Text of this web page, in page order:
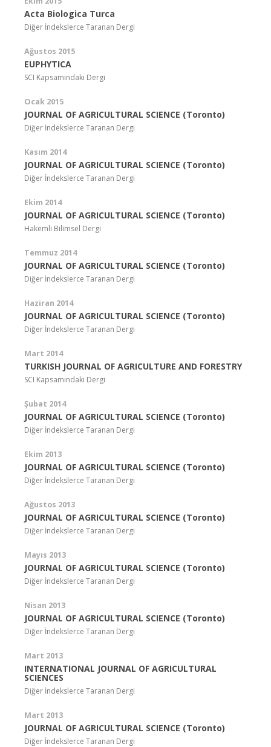
Acta Biologica Turca
Diğer İndekslerce Taranan Dergi
Ağustos 2015
EUPHYTICA
SCI Kapsamındaki Dergi
Ocak 2015
JOURNAL OF AGRICULTURAL SCIENCE (Toronto)
Diğer İndekslerce Taranan Dergi
Kasım 2014
JOURNAL OF AGRICULTURAL SCIENCE (Toronto)
Diğer İndekslerce Taranan Dergi
Ekim 2014
JOURNAL OF AGRICULTURAL SCIENCE (Toronto)
Hakemli Bilimsel Dergi
Temmuz 2014
JOURNAL OF AGRICULTURAL SCIENCE (Toronto)
Diğer İndekslerce Taranan Dergi
Haziran 2014
JOURNAL OF AGRICULTURAL SCIENCE (Toronto)
Diğer İndekslerce Taranan Dergi
Mart 2014
TURKISH JOURNAL OF AGRICULTURE AND FORESTRY
SCI Kapsamındaki Dergi
Şubat 2014
JOURNAL OF AGRICULTURAL SCIENCE (Toronto)
Diğer İndekslerce Taranan Dergi
Ekim 2013
JOURNAL OF AGRICULTURAL SCIENCE (Toronto)
Diğer İndekslerce Taranan Dergi
Ağustos 2013
JOURNAL OF AGRICULTURAL SCIENCE (Toronto)
Diğer İndekslerce Taranan Dergi
Mayıs 2013
JOURNAL OF AGRICULTURAL SCIENCE (Toronto)
Diğer İndekslerce Taranan Dergi
Nisan 2013
JOURNAL OF AGRICULTURAL SCIENCE (Toronto)
Diğer İndekslerce Taranan Dergi
Mart 2013
INTERNATIONAL JOURNAL OF AGRICULTURAL
SCIENCES
Diğer İndekslerce Taranan Dergi
Mart 2013
JOURNAL OF AGRICULTURAL SCIENCE (Toronto)
Diğer İndekslerce Taranan Dergi